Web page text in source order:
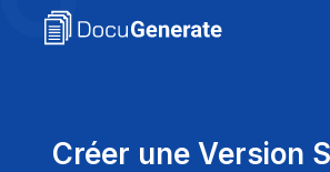
Créer une Version